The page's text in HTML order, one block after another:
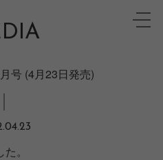
toggle
号 (4月23日発売)
。